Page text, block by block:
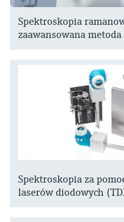
Spektroskopia
zaawansowana
Spektroskopia za
laserów diodowych